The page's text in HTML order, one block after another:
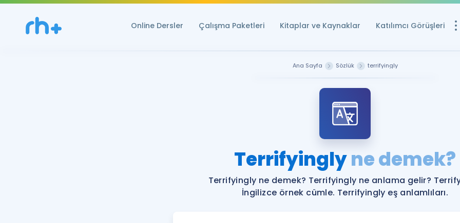
Online Dersler Çalışma Paketleri Kitaplar ve Kaynaklar Katılımcı Görüşleri
Ücretsiz
YDS ve YÖKDİL
YDS ve YÖKDİL'e
Tüm ÖSYM
Ana Sayfa Sözlük terrifyingly
Terrifyinglyne demek?
Terrifyingly ne demek? Terrifyingly ne anlama gelir?
İngilizce örnek cümle. Terrifyingly eş anlamlıları.